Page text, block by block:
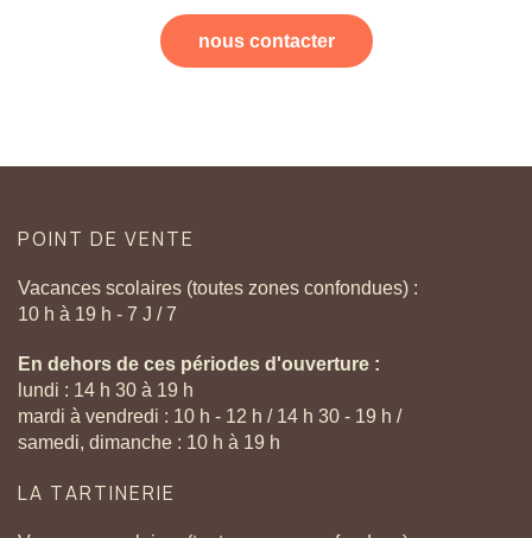
nous contacter
POINT DE VENTE
Vacances scolaires (toutes zones confondues) :
10 h à 19 h - 7 J / 7
En dehors de ces périodes d'ouverture :
lundi : 14 h 30 à 19 h
mardi à vendredi : 10 h - 12 h / 14 h 30 - 19 h /
samedi, dimanche : 10 h à 19 h
LA TARTINERIE